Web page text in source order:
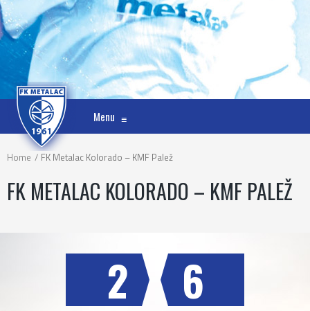
Menu ≡
Home FK Metalac Kolorado – KMF Palež
FK METALAC KOLORADO – KMF PALEŽ
2 6